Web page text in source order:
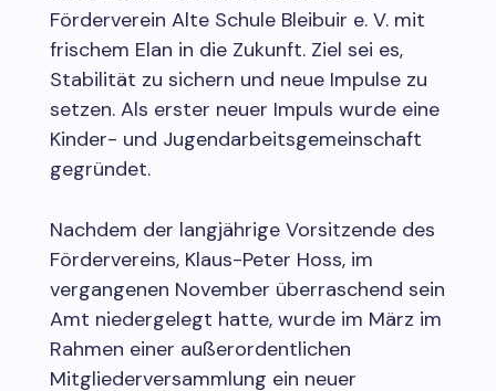
Förderverein Alte Schule Bleibuir e. V. mit
frischem Elan in die Zukunft. Ziel sei es,
Stabilität zu sichern und neue Impulse zu
setzen. Als erster neuer Impuls wurde eine
Kinder- und Jugendarbeitsgemeinschaft
gegründet.
Nachdem der langjährige Vorsitzende des
Fördervereins, Klaus-Peter Hoss, im
vergangenen November überraschend sein
Amt niedergelegt hatte, wurde im März im
Rahmen einer außerordentlichen
Mitgliederversammlung ein neuer